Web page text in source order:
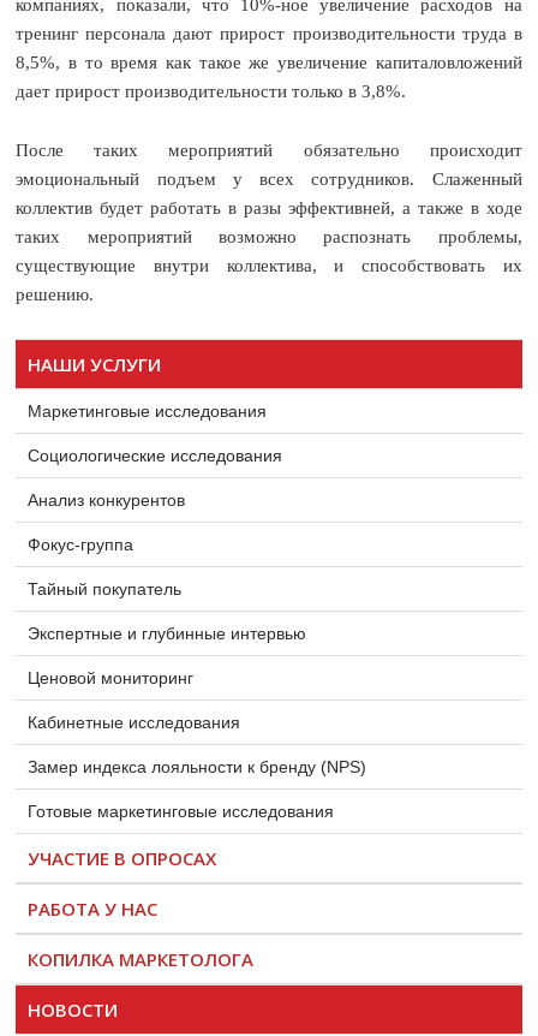
компаниях, показали, что 10%-ное увеличение расходов на
тренинг персонала дают прирост производительности труда в
8,5%, в то время как такое же увеличение капиталовложений
дает прирост производительности только в 3,8%.
После таких мероприятий обязательно происходит
эмоциональный подъем у всех сотрудников. Слаженный
коллектив будет работать в разы эффективней, а также в ходе
таких мероприятий возможно распознать проблемы,
существующие внутри коллектива, и способствовать их
решению.
НАШИ УСЛУГИ
Маркетинговые исследования
Социологические исследования
Анализ конкурентов
Фокус-группа
Тайный покупатель
Экспертные и глубинные интервью
Ценовой мониторинг
Кабинетные исследования
Замер индекса лояльности к бренду (NPS)
Готовые маркетинговые исследования
УЧАСТИЕ В ОПРОСАХ
РАБОТА У НАС
КОПИЛКА МАРКЕТОЛОГА
НОВОСТИ